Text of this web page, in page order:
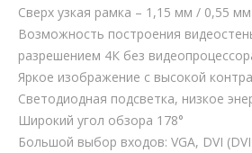
Сверх узкая рамка – 1,15 мм / 0,55 мм
Возможность построения
разрешением 4К без
Яркое изображение с высокой
Светодиодная подсветка, низкое
Широкий угол обзора 178°
Большой выбор входов: VGA, DVI